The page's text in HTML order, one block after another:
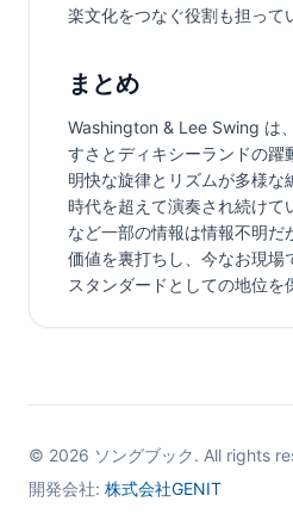
楽文化をつなぐ役割も担って
まとめ
Washington & Lee Swing は
すさとディキシーランドの躍
明快な旋律とリズムが多様な
時代を超えて演奏され続けて
など一部の情報は情報不明だ
価値を裏打ちし、今なお現場
スタンダードとしての地位を
© 2026 ソングブック. All rights
開発会社: 株式会社GENIT